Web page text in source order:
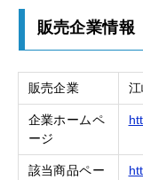
販売企業情報
販売企業 江
企業ホームペ
ージ
該当商品ペー